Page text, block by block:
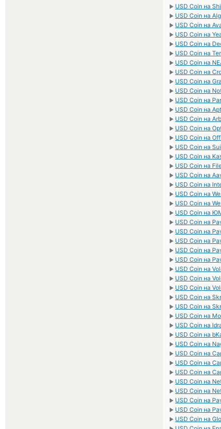
► USD Coin на
► USD Coin на
► USD Coin на
► USD Coin на
► USD Coin на
► USD Coin на
► USD Coin на
► USD Coin на
► USD Coin на
► USD Coin на
► USD Coin на
► USD Coin на
► USD Coin на
► USD Coin на
► USD Coin на
► USD Coin на
► USD Coin на
► USD Coin на
► USD Coin на
► USD Coin на
► USD Coin на
► USD Coin на
► USD Coin на
► USD Coin на
► USD Coin на
► USD Coin на
► USD Coin на
► USD Coin на
► USD Coin на
► USD Coin на
► USD Coin на
► USD Coin на
► USD Coin на
► USD Coin на
► USD Coin на
► USD Coin на
► USD Coin на
► USD Coin на
► USD Coin на
► USD Coin на
► USD Coin на
► USD Coin на
► USD Coin на
► USD Coin на
► USD Coin на